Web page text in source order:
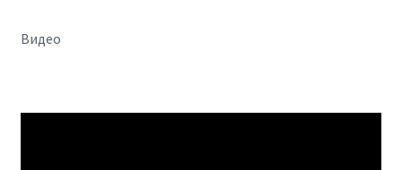
Видео